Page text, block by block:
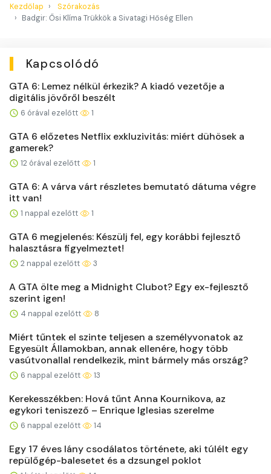
Kezdőlap
Szórakozás
Badgir: Ősi Klíma Trükkök a Sivatagi Hőség Ellen
Kapcsolódó
GTA 6: Lemez nélkül érkezik? A kiadó vezetője a
digitális jövőről beszélt
6 órával ezelőtt 1
GTA 6 előzetes Netflix exkluzivitás: miért dühösek a
gamerek?
12 órával ezelőtt 1
GTA 6: A várva várt részletes bemutató dátuma végre
itt van!
1 nappal ezelőtt 1
GTA 6 megjelenés: Készülj fel, egy korábbi fejlesztő
halasztásra figyelmeztet!
2 nappal ezelőtt 3
A GTA ölte meg a Midnight Clubot? Egy ex-fejlesztő
szerint igen!
4 nappal ezelőtt 8
Miért tűntek el szinte teljesen a személyvonatok az
Egyesült Államokban, annak ellenére, hogy több
vasútvonallal rendelkezik, mint bármely más ország?
6 nappal ezelőtt 13
Kerekesszékben: Hová tűnt Anna Kournikova, az
egykori teniszező – Enrique Iglesias szerelme
6 nappal ezelőtt 14
Egy 17 éves lány csodálatos története, aki túlélt egy
repülőgép-balesetet és a dzsungel poklot